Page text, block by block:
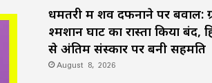
धमतरी में शव दफनाने पर बवाल:
श्मशान घाट का रास्ता किया बंद,
से अंतिम संस्कार पर बनी सहमति
August 8, 2026